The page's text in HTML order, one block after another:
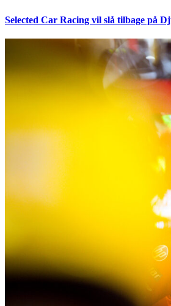
Selected Car Racing vil slå tilbage på